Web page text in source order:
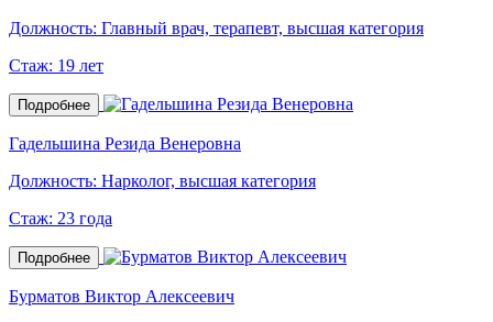
Должность: Главный врач, терапевт, высшая категория
Стаж: 19 лет
Подробнее
Гадельшина Резида Венеровна
Должность: Нарколог, высшая категория
Стаж: 23 года
Подробнее
Бурматов Виктор Алексеевич